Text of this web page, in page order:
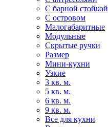
С барной стойкой
С островом
Малогабаритные
Модульные
Скрытые ручки
Размер
Мини-кухни
Узкие
3 кв. м.
5 кв. м.
6 кв. м.
9 кв. м.
Все для кухни